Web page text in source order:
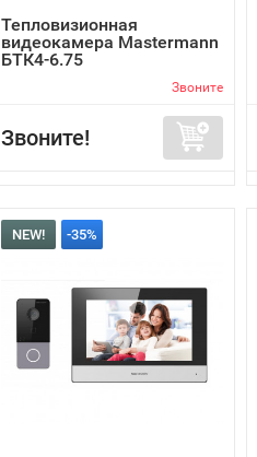
Тепловизионная
видеокамера Mastermann
БТК4-6.75
Звоните
Звоните!
NEW! -35%